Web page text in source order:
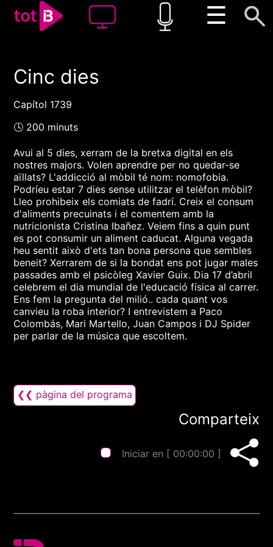
☰
00:00 00:00
Cinc dies
Capítol 1739
🕓 200 minuts
Avui al 5 dies, xerram de la bretxa digital en els
nostres majors. Volen aprendre per no quedar-se
aïllats? L'addicció al mòbil té nom: nomofobia.
Podríeu estar 7 dies sense utilitzar el telèfon mòbil?
Lleo prohibeix els comiats de fadrí. Creix el consum
d'aliments precuinats i el comentem amb la
nutricionista Cristina Ibañez. Veiem fins a quin punt
es pot consumir un aliment caducat. Alguna vegada
heu sentit això d'ets tan bona persona que sembles
beneit? Xerrarem de si la bondat ens pot jugar males
passades amb el psicòleg Xavier Guix. Dia 17 d’abril
celebrem el dia mundial de l'educació física al carrer.
Ens fem la pregunta del milió.. cada quant vos
canvieu la roba interior? I entrevistem a Paco
Colombás, Mari Martello, Juan Campos i DJ Spider
per parlar de la música que escoltem.
❮❮ pàgina del programa
Comparteix
Iniciar en [ 00:00:00 ]